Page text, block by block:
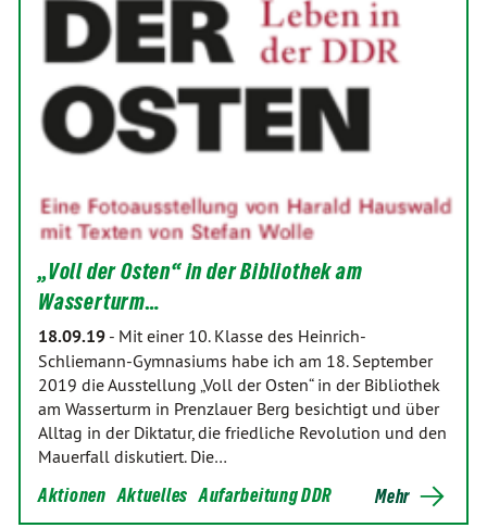
„Voll der Osten“ in der Bibliothek am
Wasserturm…
18.09.19 - Mit einer 10. Klasse des Heinrich-
Schliemann-Gymnasiums habe ich am 18. September
2019 die Ausstellung „Voll der Osten“ in der Bibliothek
am Wasserturm in Prenzlauer Berg besichtigt und über
Alltag in der Diktatur, die friedliche Revolution und den
Mauerfall diskutiert. Die…
Aktionen Aktuelles Aufarbeitung DDR Mehr